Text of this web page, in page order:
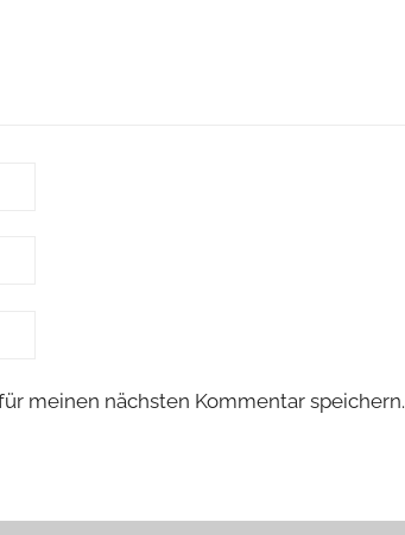
meinen nächsten Kommentar speichern.